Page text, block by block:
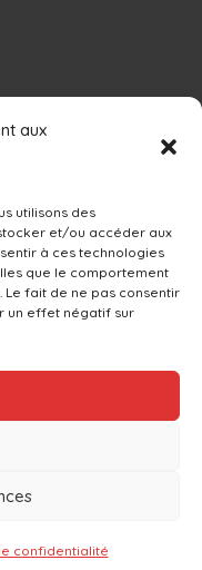
aux
utilisons des
et/ou accéder aux
à ces technologies
que le comportement
Le fait de ne pas consentir
un effet négatif sur
confidentialité
de Saint Exupéry,